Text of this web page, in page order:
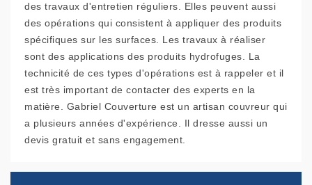
des travaux d'entretien réguliers. Elles peuvent aussi
des opérations qui consistent à appliquer des produits
spécifiques sur les surfaces. Les travaux à réaliser
sont des applications des produits hydrofuges. La
technicité de ces types d'opérations est à rappeler et il
est très important de contacter des experts en la
matière. Gabriel Couverture est un artisan couvreur qui
a plusieurs années d'expérience. Il dresse aussi un
devis gratuit et sans engagement.